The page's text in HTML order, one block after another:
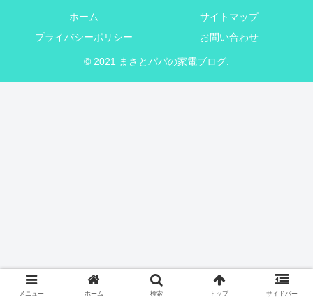
ホーム
サイトマップ
プライバシーポリシー
お問い合わせ
© 2021 まさとパパの家電ブログ.
メニュー ホーム 検索 トップ サイドバー